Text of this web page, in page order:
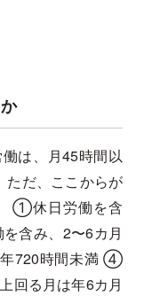
は、月45時間以
ただ、ここからが
①休日労働を含
含み、2〜6カ月
720時間未満 ④
回る月は年6カ月